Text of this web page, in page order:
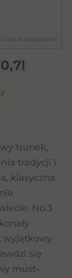
trunek,
tradycji i
klasyczna
No.3
wyjątkowy
się
must-